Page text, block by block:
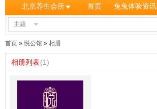
北京养生会所 首页 兔兔体验资讯
主题
首页 »悦公馆 » 相册
相册列表(1)